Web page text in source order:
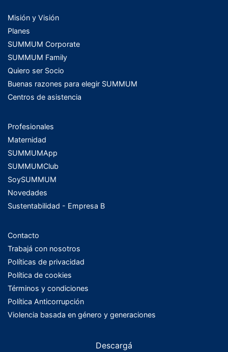
Misión y Visión
Planes
SUMMUM Corporate
SUMMUM Family
Quiero ser Socio
Buenas razones para elegir SUMMUM
Centros de asistencia
Profesionales
Maternidad
SUMMUMApp
SUMMUMClub
SoySUMMUM
Novedades
Sustentabilidad - Empresa B
Contacto
Trabajá con nosotros
Políticas de privacidad
Política de cookies
Términos y condiciones
Política Anticorrupción
Violencia basada en género y generaciones
Descargá